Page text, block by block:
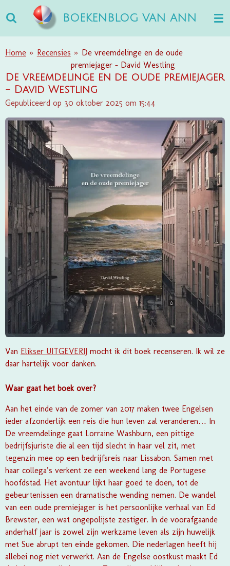
direct
naar
de
BOEKENBLOG VAN ANN
Home » Recensies » De vreemdelinge en de oude
premiejager - David Westling
De vreemdelinge en de oude premiejager
- David Westling
Gepubliceerd op 30 oktober 2025 om 15:44
Van Elikser UITGEVERIJ mocht ik dit boek recenseren. Ik wil ze
daar hartelijk voor danken.
Waar gaat het boek over?
Aan het einde van de zomer van 2017 maken twee Engelsen
ieder afzonderlijk een reis die hun leven zal veranderen… In
De vreemdelinge gaat Lorraine Washburn, een pittige
bedrijfsjuriste die al een tijd slecht in haar vel zit, met
tegenzin mee op een bedrijfsreis naar Lissabon. Samen met
haar collega’s verkent ze een weekend lang de Portugese
hoofdstad. Het avontuur lijkt haar goed te doen, tot de
gebeurtenissen een dramatische wending nemen. De wandel
van een oude premiejager is het persoonlijke verhaal van Ed
Brewster, een wat ongepolijste zestiger. In de voorafgaande
anderhalf jaar is zowel zijn werkzame leven als zijn huwelijk
met Sue abrupt ten einde gekomen. Die nederlagen heeft hij
allebei nog niet verwerkt. Aan de Engelse oostkust maakt Ed